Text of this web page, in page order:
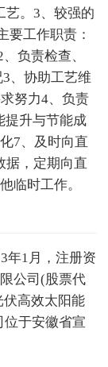
艺。3、较强的
要工作职责：
负责检查、
、协助工艺维
努力4、负责
提升与节能成
7、及时向直
据，定期向直
临时工作。
年1月，注册资
公司(股票代
高效太阳能
位于安徽省宣